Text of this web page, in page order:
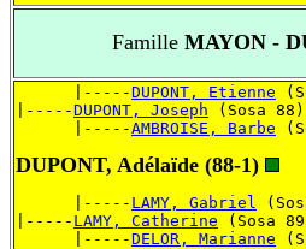
FamilleMAYON -
      |-----
DUPONT, Etienne
|-----DUPONT, Joseph (Sosa 88)
      |-----
AMBROISE, Barbe
DUPONT, Adélaïde (88-1)
      |-----
LAMY, Gabriel
|----- LAMY, Catherine (Sosa
      |-----
DELOR, Marianne